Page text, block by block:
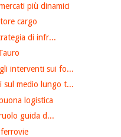
più dinamici
cargo
di infr...
interventi sui fo...
sul medio lungo t...
logistica
guida d...